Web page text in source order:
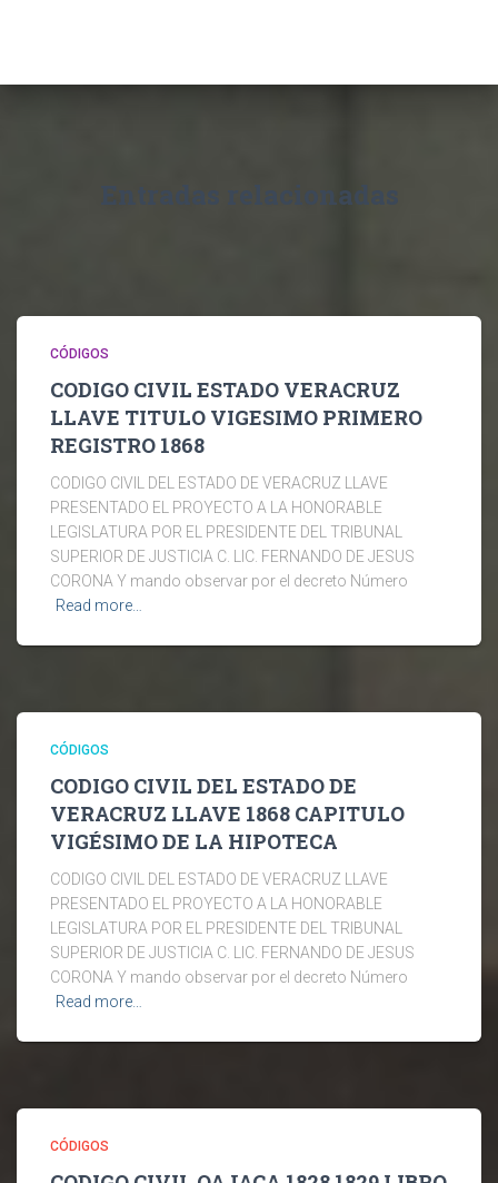
:
Entradas relacionadas
CÓDIGOS
CODIGO CIVIL ESTADO VERACRUZ
LLAVE TITULO VIGESIMO PRIMERO
REGISTRO 1868
CODIGO CIVIL DEL ESTADO DE VERACRUZ LLAVE
PRESENTADO EL PROYECTO A LA HONORABLE
LEGISLATURA POR EL PRESIDENTE DEL TRIBUNAL
SUPERIOR DE JUSTICIA C. LIC. FERNANDO DE JESUS
CORONA Y mando observar por el decreto Número
Read more…
CÓDIGOS
CODIGO CIVIL DEL ESTADO DE
VERACRUZ LLAVE 1868 CAPITULO
VIGÉSIMO DE LA HIPOTECA
CODIGO CIVIL DEL ESTADO DE VERACRUZ LLAVE
PRESENTADO EL PROYECTO A LA HONORABLE
LEGISLATURA POR EL PRESIDENTE DEL TRIBUNAL
SUPERIOR DE JUSTICIA C. LIC. FERNANDO DE JESUS
CORONA Y mando observar por el decreto Número
Read more…
CÓDIGOS